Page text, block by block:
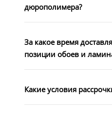
дюрополимера?
За какое время
позиции обоев и
Какие условия